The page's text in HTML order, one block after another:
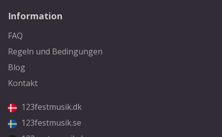
Information
FAQ
Regeln und Bedingungen
Blog
Kontakt
123festmusik.dk
123festmusik.se